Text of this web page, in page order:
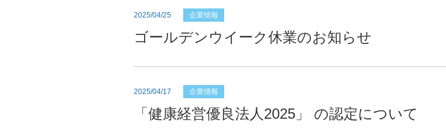
2025/04/25 企業情報
ゴールデンウイーク休業のお知らせ
2025/04/17 企業情報
「健康経営優良法人2025」 の認定について